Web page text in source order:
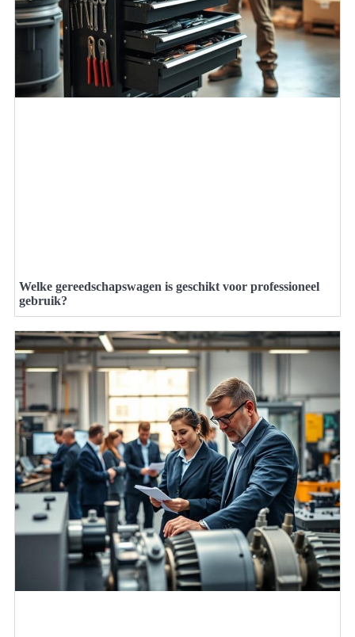
Welke gereedschapswagen is geschikt voor professioneel
gebruik?